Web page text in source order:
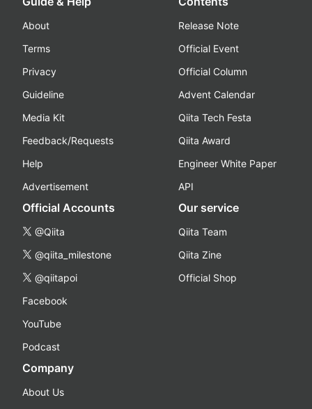
About
Terms
Privacy
Guideline
Media Kit
Feedback/Requests
Help
Advertisement
Release Note
Official Event
Official Column
Advent Calendar
Qiita Tech Festa
Qiita Award
Engineer White Paper
API
Official Accounts
@Qiita
@qiita_milestone
@qiitapoi
Facebook
YouTube
Podcast
Our service
Qiita Team
Qiita Zine
Official Shop
Company
About Us